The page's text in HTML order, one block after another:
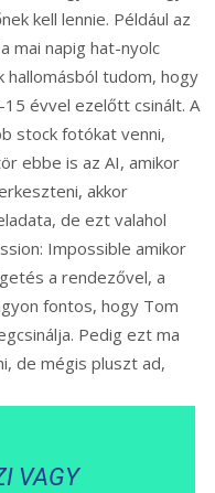
kell lennie. Például az
mai napig hat-nyolc
hallomásból tudom, hogy
évvel ezelőtt csinált. A
stock fotókat venni,
ebbe is az AI, amikor
akkor
de ezt valahol
Impossible amikor
a rendezővel, a
fontos, hogy Tom
Pedig ezt ma
de mégis pluszt ad,
VAGY